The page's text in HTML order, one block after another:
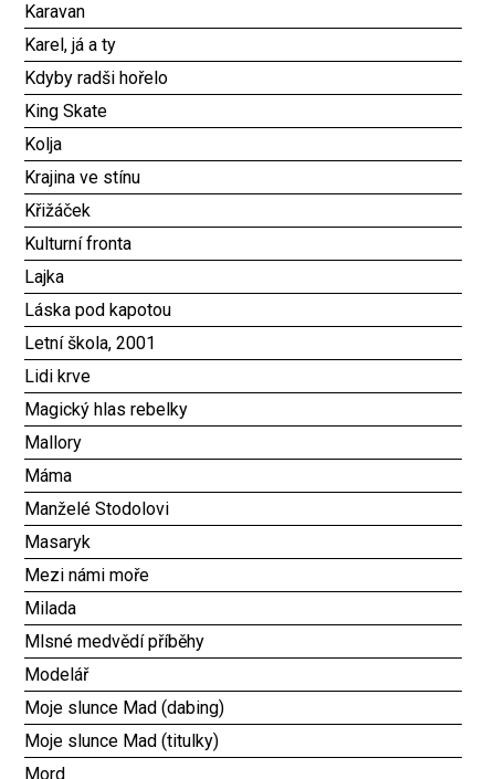
Karavan
Karel, já a ty
Kdyby radši hořelo
King Skate
Kolja
Krajina ve stínu
Křižáček
Kulturní fronta
Lajka
Láska pod kapotou
Letní škola, 2001
Lidi krve
Magický hlas rebelky
Mallory
Máma
Manželé Stodolovi
Masaryk
Mezi námi moře
Milada
Mlsné medvědí příběhy
Modelář
Moje slunce Mad (dabing)
Moje slunce Mad (titulky)
Mord